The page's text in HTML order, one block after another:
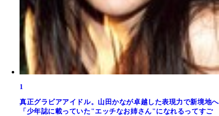
1
真正グラビアアイドル。山田かなが卓越した表現力で新境地へ
「少年誌に載っていた"エッチなお姉さん"になれるってすご